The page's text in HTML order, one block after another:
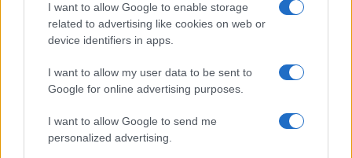
I want to allow Google to enable storage
related to advertising like cookies on web or
device identifiers in apps.
I want to allow my user data to be sent to
Google for online advertising purposes.
I want to allow Google to send me
personalized advertising.
Ricevi le nostre ultime news
daGoogle News
Condividi l'articolo